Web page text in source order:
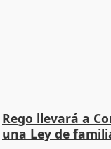
Rego llevará a
una Ley de